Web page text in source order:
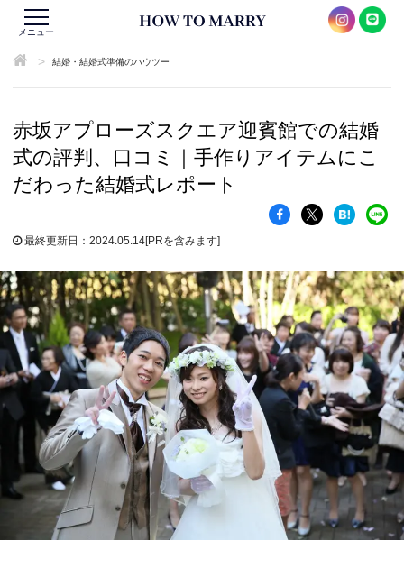
メニュー
> 結婚・結婚式準備のハウツー
赤坂アプローズスクエア迎賓館での結婚
式の評判、口コミ｜手作りアイテムにこ
だわった結婚式レポート
最終更新日：2024.05.14[PRを含みます]